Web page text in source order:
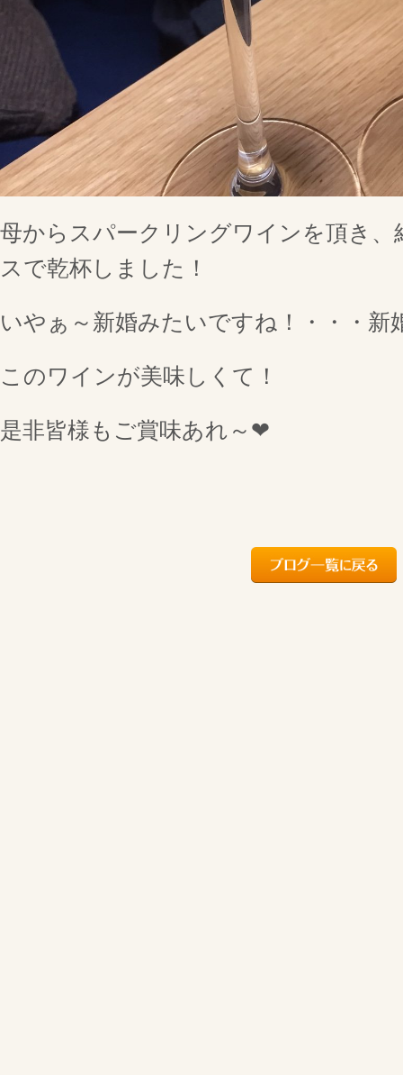
母からスパークリングワインを頂き、
スで乾杯しました！
いやぁ～新婚みたいですね！・・・新
このワインが美味しくて！
是非皆様もご賞味あれ～❤